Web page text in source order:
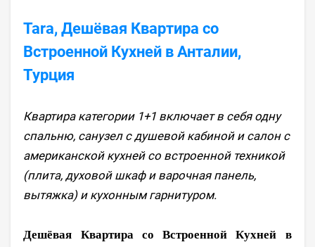
Tara, Дешёвая Квартира со
Встроенной Кухней в Анталии,
Турция
Квартира категории 1+1 включает в себя одну
спальню, санузел с душевой кабиной и салон с
американской кухней со встроенной техникой
(плита, духовой шкаф и варочная панель,
вытяжка) и кухонным гарнитуром.
Дешёвая Квартира со Встроенной Кухней в